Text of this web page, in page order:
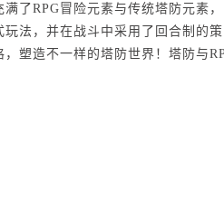
了RPG冒险元素与传统塔防元素
法，并在战斗中采用了回合制的
塑造不一样的塔防世界！塔防与